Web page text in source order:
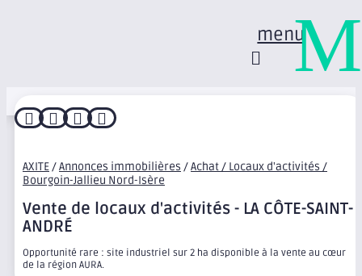
menu
   
AXITE/Annonces immobilières /Achat / Locaux d'activités /
Bourgoin-Jallieu Nord-Isère
Vente de locaux d'activités - LA CÔTE-SAINT-
ANDRÉ
Opportunité rare : site industriel sur 2 ha disponible à la vente au cœur
de la région AURA.
M